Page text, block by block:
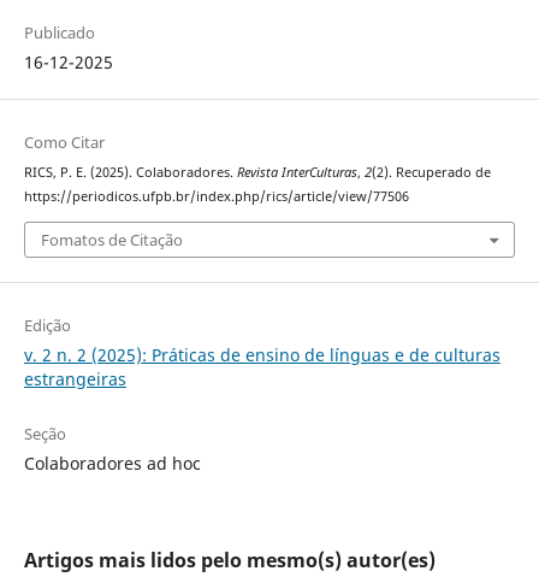
Publicado
16-12-2025
Como Citar
RICS, P. E. (2025). Colaboradores. Revista InterCulturas, 2(2). Recuperado de
https://periodicos.ufpb.br/index.php/rics/article/view/77506
Fomatos de Citação
Edição
v. 2 n. 2 (2025): Práticas de ensino de línguas e de culturas
estrangeiras
Seção
Colaboradores ad hoc
Artigos mais lidos pelo mesmo(s) autor(es)